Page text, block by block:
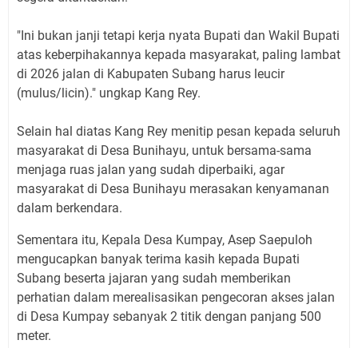
"Ini bukan janji tetapi kerja nyata Bupati dan Wakil Bupati
atas keberpihakannya kepada masyarakat, paling lambat
di 2026 jalan di Kabupaten Subang harus leucir
(mulus/licin)." ungkap Kang Rey.
Selain hal diatas Kang Rey menitip pesan kepada seluruh
masyarakat di Desa Bunihayu, untuk bersama-sama
menjaga ruas jalan yang sudah diperbaiki, agar
masyarakat di Desa Bunihayu merasakan kenyamanan
dalam berkendara.
Sementara itu, Kepala Desa Kumpay, Asep Saepuloh
mengucapkan banyak terima kasih kepada Bupati
Subang beserta jajaran yang sudah memberikan
perhatian dalam merealisasikan pengecoran akses jalan
di Desa Kumpay sebanyak 2 titik dengan panjang 500
meter.